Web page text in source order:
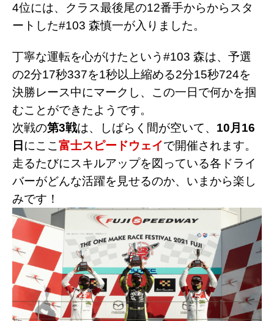
4位には、クラス最後尾の12番手からからスタ
ートした#103 森慎一が入りました。
丁寧な運転を心がけたという#103 森は、予選
の2分17秒337を1秒以上縮める2分15秒724を
決勝レース中にマークし、この一日で何かを掴
むことができたようです。
次戦の第3戦は、しばらく間が空いて、 10月16
日 にここ 富士スピードウェイで開催されます。
走るたびにスキルアップを図っている各ドライ
バーがどんな活躍を見せるのか、いまから楽し
みです！